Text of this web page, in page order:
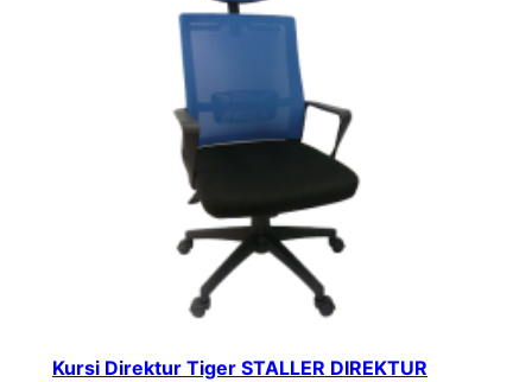
Kursi Direktur Tiger STALLER DIREKTUR